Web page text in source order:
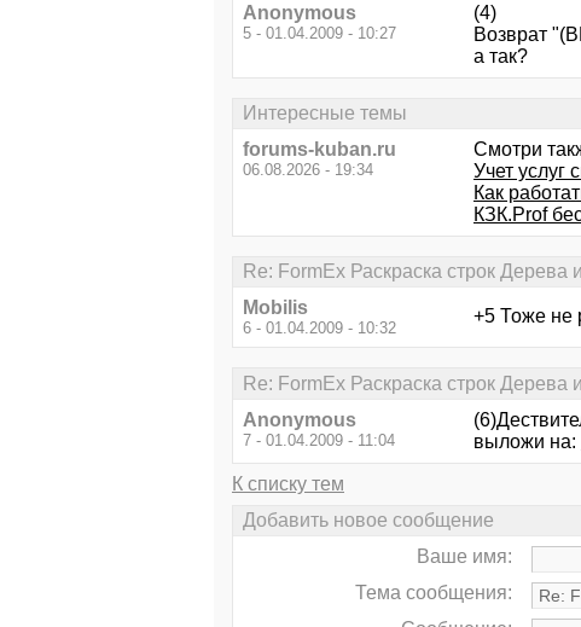
Anonymous
5 - 01.04.2009 - 10:27
(4)
Возврат
а так?
Интересные темы
forums-kuban.ru
06.08.2026 - 19:34
Смотри
Учет услуг
Как
КЗК.Prof
Re: FormEx Раскраска строк Дерева
Mobilis
6 - 01.04.2009 - 10:32
+5 Тоже не
Re: FormEx Раскраска строк Дерева
Anonymous
7 - 01.04.2009 - 11:04
выложи на:
К списку тем
Добавить новое сообщение
Ваше имя:
Тема сообщения: